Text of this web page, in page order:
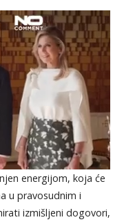
energijom, koja će
u pravosudnim i
izmišljeni dogovori,